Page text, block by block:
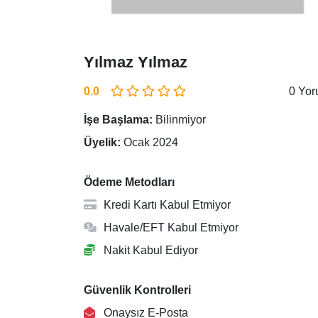
Yılmaz Yılmaz
0.0 0
İşe Başlama: Bilinmiyor
Üyelik: Ocak 2024
Ödeme Metodları
Kredi Kartı Kabul Etmiyor
Havale/EFT Kabul Etmiyor
Nakit Kabul Ediyor
Güvenlik Kontrolleri
Onaysız E-Posta